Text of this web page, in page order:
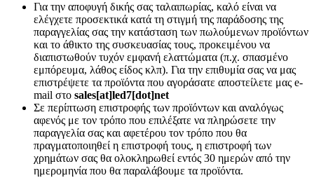
Για την αποφυγή δικής σας ταλαιπωρίας, καλό είναι να
ελέγχετε προσεκτικά κατά τη στιγμή της παράδοσης της
παραγγελίας σας την κατάσταση των πωλούμενων προϊόντων
και το άθικτο της συσκευασίας τους, προκειμένου να
διαπιστωθούν τυχόν εμφανή ελαττώματα (π.χ. σπασμένο
εμπόρευμα, λάθος είδος κλπ). Για την επιθυμία σας να μας
επιστρέψετε τα προϊόντα που αγοράσατε αποστείλετε μας e-
mail στο sales[at]led7[dot]net
Σε περίπτωση επιστροφής των προϊόντων και αναλόγως
αφενός με τον τρόπο που επιλέξατε να πληρώσετε την
παραγγελία σας και αφετέρου τον τρόπο που θα
πραγματοποιηθεί η επιστροφή τους, η επιστροφή των
χρημάτων σας θα ολοκληρωθεί εντός 30 ημερών από την
ημερομηνία που θα παραλάβουμε τα προϊόντα.